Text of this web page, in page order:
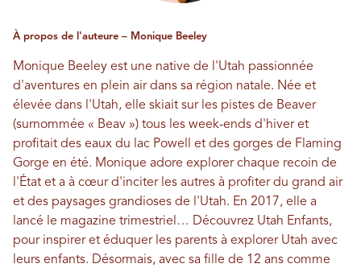
À propos de l'auteure – Monique Beeley
Monique Beeley est une native de l'Utah passionnée
d'aventures en plein air dans sa région natale. Née et
élevée dans l'Utah, elle skiait sur les pistes de Beaver
(surnommée « Beav ») tous les week-ends d'hiver et
profitait des eaux du lac Powell et des gorges de Flaming
Gorge en été. Monique adore explorer chaque recoin de
l'État et a à cœur d'inciter les autres à profiter du grand air
et des paysages grandioses de l'Utah. En 2017, elle a
lancé le magazine trimestriel… Découvrez Utah Enfants,
pour inspirer et éduquer les parents à explorer Utah avec
leurs enfants. Désormais, avec sa fille de 12 ans comme